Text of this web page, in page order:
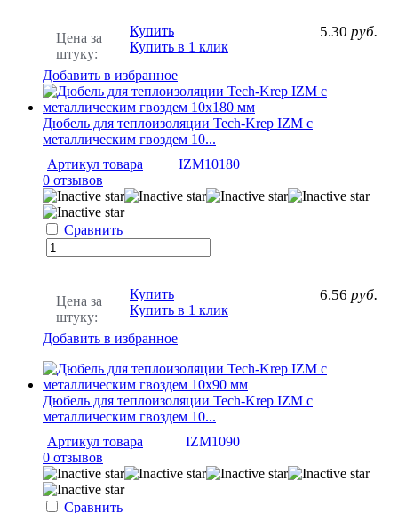
Цена за
штуку:
5.30 руб.
Купить
Купить в 1 клик
Добавить в избранное
Дюбель для теплоизоляции Tech-Krep IZМ с
металлическим гвоздем 10...
Артикул товара
IZM10180
0 отзывов
Сравнить
Цена за
штуку:
6.56 руб.
Купить
Купить в 1 клик
Добавить в избранное
Дюбель для теплоизоляции Tech-Krep IZМ с
металлическим гвоздем 10...
Артикул товара
IZM1090
0 отзывов
Сравнить